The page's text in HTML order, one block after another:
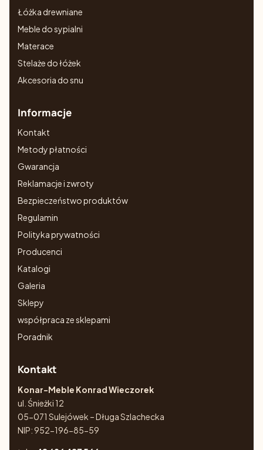
Łóżka drewniane
Meble do sypialni
Materace
Stelaże do łóżek
Akcesoria do snu
Informacje
Kontakt
Metody płatności
Gwarancja
Reklamacje i zwroty
Bezpieczeństwo produktów
Regulamin
Polityka prywatności
Producenci
Katalogi
Galeria
Sklepy
współpraca ze sklepami
Poradnik
Kontakt
Konar-Meble Konrad Wieczorek
ul. Śnieżki 12
05-071 Sulejówek – Długa Szlachecka
NIP: 952-196-85-59